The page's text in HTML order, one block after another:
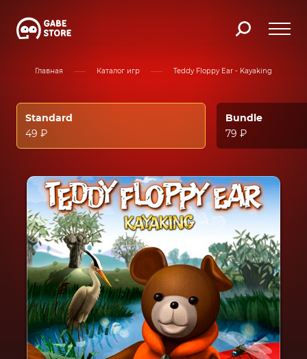
Главная Каталог игр Teddy Floppy Ear - Kayaking
Standard
49 ₽
Bundle
79 ₽